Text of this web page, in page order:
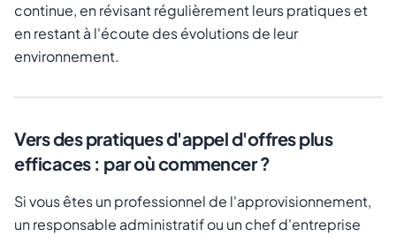
continue, en révisant régulièrement leurs pratiques et
en restant à l'écoute des évolutions de leur
environnement.
Vers des pratiques d'appel d'offres plus
efficaces : par où commencer ?
Si vous êtes un professionnel de l'approvisionnement,
un responsable administratif ou un chef d'entreprise